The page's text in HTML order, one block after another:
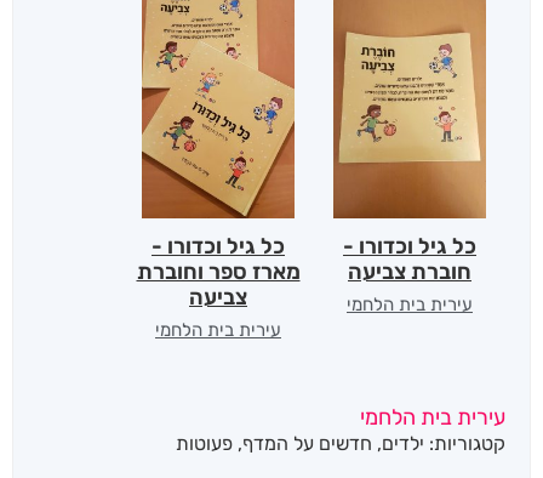
כל גיל וכדורו -
חוברת צביעה
עירית בית הלחמי
כל גיל וכדורו -
מארז ספר וחוברת
צביעה
עירית בית הלחמי
עירית בית הלחמי
קטגוריות: ילדים, חדשים על המדף, פעוטות